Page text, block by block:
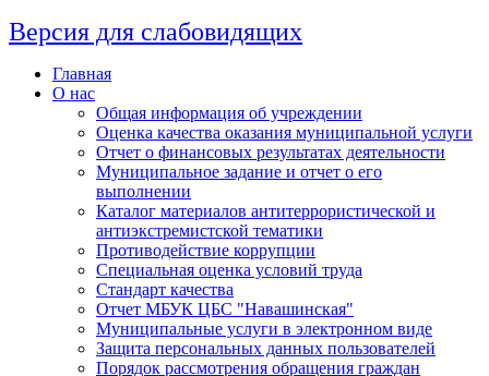
Версия для слабовидящих
Главная
О нас
Общая информация об учреждении
Оценка качества оказания муниципальной услуги
Отчет о финансовых результатах деятельности
Муниципальное задание и отчет о его
выполнении
Каталог материалов антитеррористической и
антиэкстремистской тематики
Противодействие коррупции
Специальная оценка условий труда
Стандарт качества
Отчет МБУК ЦБС "Навашинская"
Муниципальные услуги в электронном виде
Защита персональных данных пользователей
Порядок рассмотрения обращения граждан